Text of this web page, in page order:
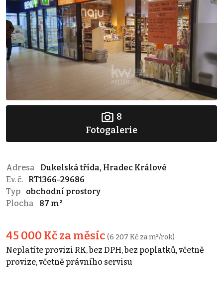
8
Fotogalerie
Adresa
Dukelská třída, Hradec Králové
Ev. č.
RT1366-29686
Typ
obchodní prostory
Plocha
87 m²
45 000 Kč za měsíc (6 207 Kč za m²/rok)
Neplatíte provizi RK, bez DPH, bez poplatků, včetně
provize, včetně právního servisu